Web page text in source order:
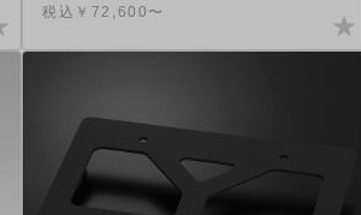
税込￥72,600〜